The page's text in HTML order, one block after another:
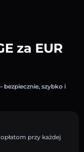
za EUR
bezpiecznie, szybko i
przy każdej